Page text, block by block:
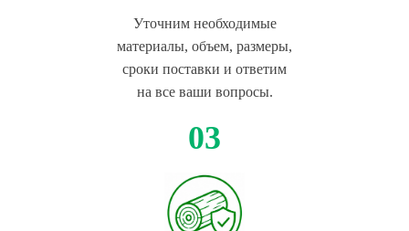
Уточним необходимые
материалы, объем, размеры,
сроки поставки и ответим
на все ваши вопросы.